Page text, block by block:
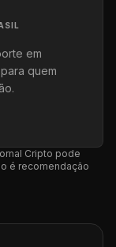
em
quem
Cripto pode
é recomendação